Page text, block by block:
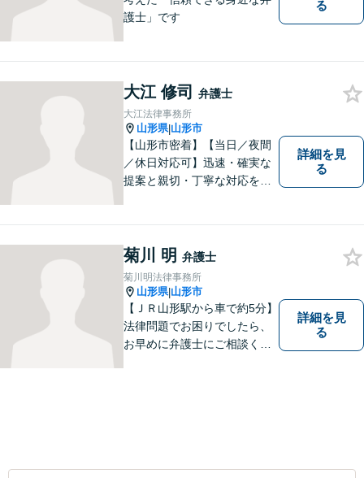
護士」です
る
大江 修司 弁護士
大江法律事務所
山形県|山形市
【山形市密着】【当日／夜間
／休日対応可】迅速・確実な
提案と親切・丁寧な対応をい
可】不安や問題について法的
リスクを説明し、見通しを立
て、より良い解決に導くお手
伝いをいたします。
詳細を見
る
菊川 明 弁護士
菊川明法律事務所
山形県|山形市
【ＪＲ山形駅から車で約5分】
法律問題でお困りでしたら、
お早めに弁護士にご相談くだ
詳細を見
る